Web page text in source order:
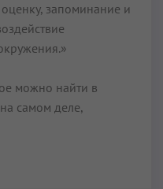
запоминание и
можно найти в
самом деле,